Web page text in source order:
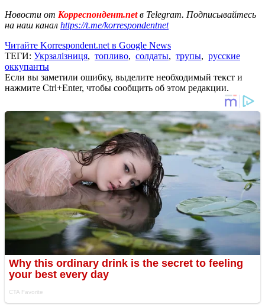
Новости от Корреспондент.netв Telegram. Подписывайтесь
на наш канал https://t.me/korrespondentnet
Читайте Korrespondent.net в Google News
ТЕГИ: Укрзалізниця, топливо, солдаты, трупы, русские
оккупанты
Если вы заметили ошибку, выделите необходимый текст и
нажмите Ctrl+Enter, чтобы сообщить об этом редакции.